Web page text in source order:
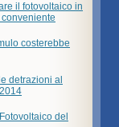
il fotovoltaico in
costerebbe
detrazioni al
del